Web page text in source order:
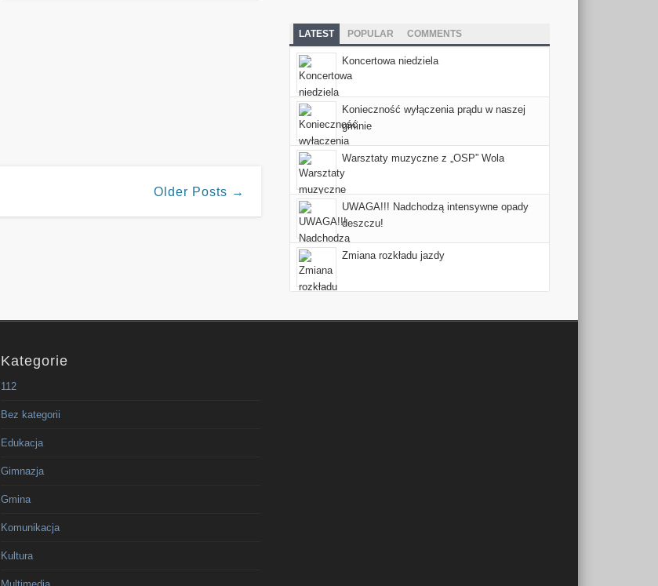
Older Posts →
LATEST POPULAR COMMENTS
Koncertowa niedziela
Konieczność wyłączenia prądu w naszej
gminie
Warsztaty muzyczne z „OSP” Wola
UWAGA!!! Nadchodzą intensywne opady
deszczu!
Zmiana rozkładu jazdy
Kategorie
112
Bez kategorii
Edukacja
Gimnazja
Gmina
Komunikacja
Kultura